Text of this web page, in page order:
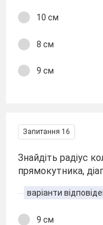
10 см
8 см
9 см
Запитання 16
Знайдіть радіус
прямокутника,
варіанти
9 см